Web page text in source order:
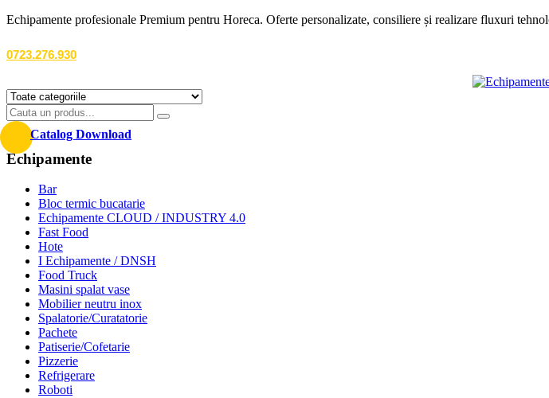
Echipamente profesionale Premium pentru Horeca. Oferte personalizate, consiliere și realizare fluxuri
0723.276.930
Catalog Download
Echipamente
Bar
Bloc termic bucatarie
Echipamente CLOUD / INDUSTRY 4.0
Fast Food
Hote
I Echipamente / DNSH
Food Truck
Masini spalat vase
Mobilier neutru inox
Spalatorie/Curatatorie
Pachete
Patiserie/Cofetarie
Pizzerie
Refrigerare
Roboti